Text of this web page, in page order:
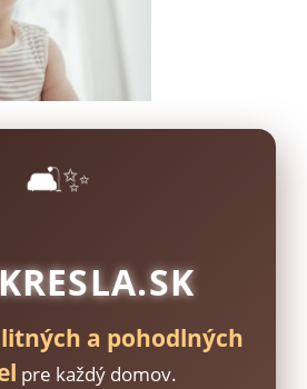
🛋️✨
a pohodlných
pre každý domov.